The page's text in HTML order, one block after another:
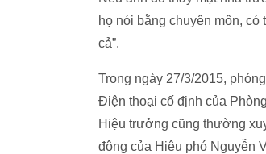
họ nói bằng chuyên môn,
cả”.
Trong ngày 27/3/2015,
Điện thoại cố định của
Hiệu trưởng cũng thường
động của Hiệu phó Nguyễn